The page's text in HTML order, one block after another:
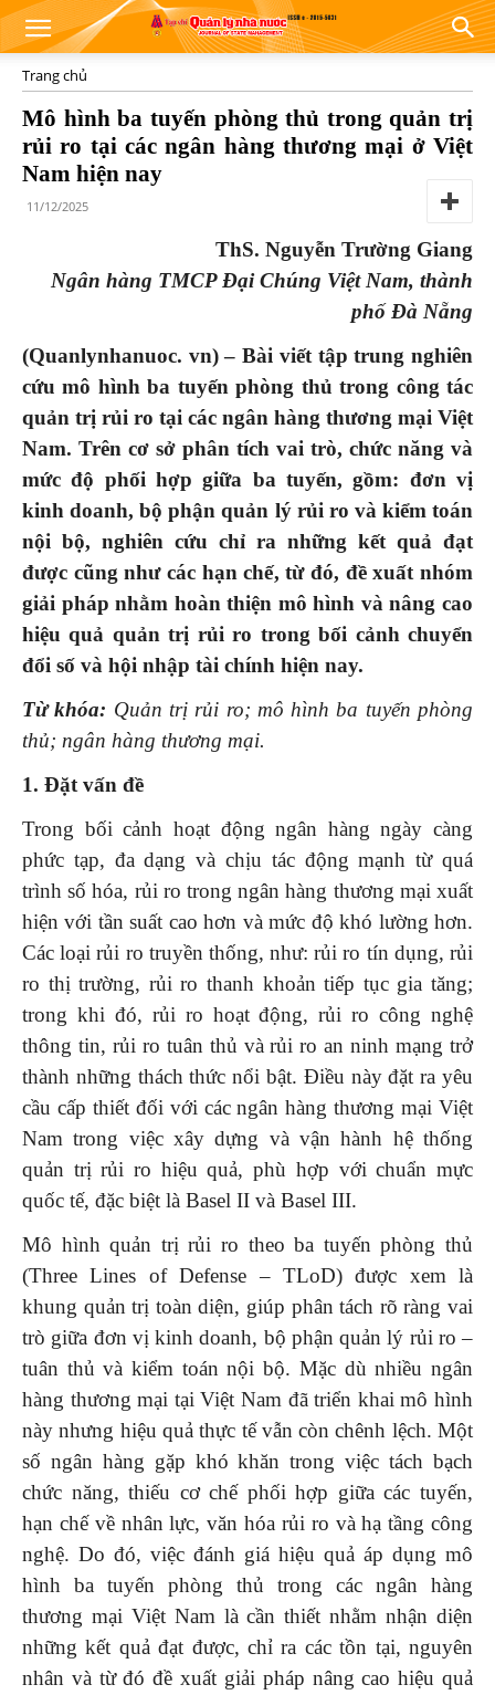
Trang chủ
Mô hình ba tuyến phòng thủ trong quản trị
rủi ro tại các ngân hàng thương mại ở Việt
Nam hiện nay
11/12/2025
ThS. Nguyễn Trường Giang
Ngân hàng TMCP Đại Chúng Việt Nam, thành
phố Đà Nẵng
(Quanlynhanuoc. vn) – Bài viết tập trung nghiên
cứu mô hình ba tuyến phòng thủ trong công tác
quản trị rủi ro tại các ngân hàng thương mại Việt
Nam. Trên cơ sở phân tích vai trò, chức năng và
mức độ phối hợp giữa ba tuyến, gồm: đơn vị
kinh doanh, bộ phận quản lý rủi ro và kiểm toán
nội bộ, nghiên cứu chỉ ra những kết quả đạt
được cũng như các hạn chế, từ đó, đề xuất nhóm
giải pháp nhằm hoàn thiện mô hình và nâng cao
hiệu quả quản trị rủi ro trong bối cảnh chuyển
đổi số và hội nhập tài chính hiện nay.
Từ khóa: Quản trị rủi ro; mô hình ba tuyến phòng
thủ; ngân hàng thương mại.
1. Đặt vấn đề
Trong bối cảnh hoạt động ngân hàng ngày càng
phức tạp, đa dạng và chịu tác động mạnh từ quá
trình số hóa, rủi ro trong ngân hàng thương mại xuất
hiện với tần suất cao hơn và mức độ khó lường hơn.
Các loại rủi ro truyền thống, như: rủi ro tín dụng, rủi
ro thị trường, rủi ro thanh khoản tiếp tục gia tăng;
trong khi đó, rủi ro hoạt động, rủi ro công nghệ
thông tin, rủi ro tuân thủ và rủi ro an ninh mạng trở
thành những thách thức nổi bật. Điều này đặt ra yêu
cầu cấp thiết đối với các ngân hàng thương mại Việt
Nam trong việc xây dựng và vận hành hệ thống
quản trị rủi ro hiệu quả, phù hợp với chuẩn mực
quốc tế, đặc biệt là Basel II và Basel III.
Mô hình quản trị rủi ro theo ba tuyến phòng thủ
(Three Lines of Defense – TLoD) được xem là
khung quản trị toàn diện, giúp phân tách rõ ràng vai
trò giữa đơn vị kinh doanh, bộ phận quản lý rủi ro –
tuân thủ và kiểm toán nội bộ. Mặc dù nhiều ngân
hàng thương mại tại Việt Nam đã triển khai mô hình
này nhưng hiệu quả thực tế vẫn còn chênh lệch. Một
số ngân hàng gặp khó khăn trong việc tách bạch
chức năng, thiếu cơ chế phối hợp giữa các tuyến,
hạn chế về nhân lực, văn hóa rủi ro và hạ tầng công
nghệ. Do đó, việc đánh giá hiệu quả áp dụng mô
hình ba tuyến phòng thủ trong các ngân hàng
thương mại Việt Nam là cần thiết nhằm nhận diện
những kết quả đạt được, chỉ ra các tồn tại, nguyên
nhân và từ đó đề xuất giải pháp nâng cao hiệu quả